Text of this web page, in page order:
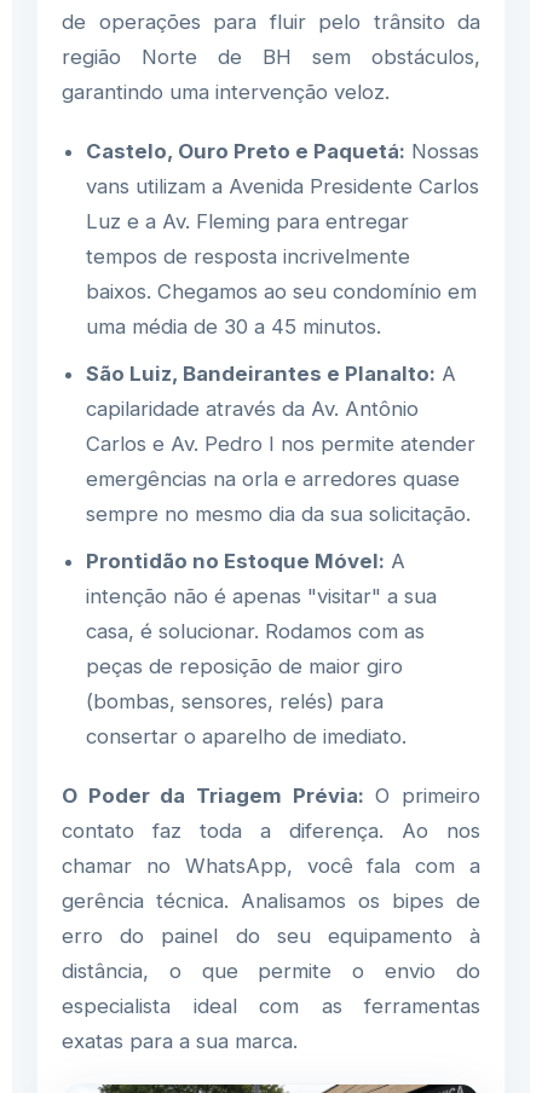
de operações para fluir pelo trânsito da
região Norte de BH sem obstáculos,
garantindo uma intervenção veloz.
Castelo, Ouro Preto e Paquetá: Nossas
vans utilizam a Avenida Presidente Carlos
Luz e a Av. Fleming para entregar
tempos de resposta incrivelmente
baixos. Chegamos ao seu condomínio em
uma média de 30 a 45 minutos.
São Luiz, Bandeirantes e Planalto: A
capilaridade através da Av. Antônio
Carlos e Av. Pedro I nos permite atender
emergências na orla e arredores quase
sempre no mesmo dia da sua solicitação.
Prontidão no Estoque Móvel: A
intenção não é apenas "visitar" a sua
casa, é solucionar. Rodamos com as
peças de reposição de maior giro
(bombas, sensores, relés) para
consertar o aparelho de imediato.
O Poder da Triagem Prévia: O primeiro
contato faz toda a diferença. Ao nos
chamar no WhatsApp, você fala com a
gerência técnica. Analisamos os bipes de
erro do painel do seu equipamento à
distância, o que permite o envio do
especialista ideal com as ferramentas
exatas para a sua marca.